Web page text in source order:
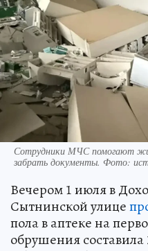
Сотрудники МЧС помогают
забрать документы. Фото:
Вечером 1 июля в
Сытнинской улице
пола в аптеке на
обрушения составила